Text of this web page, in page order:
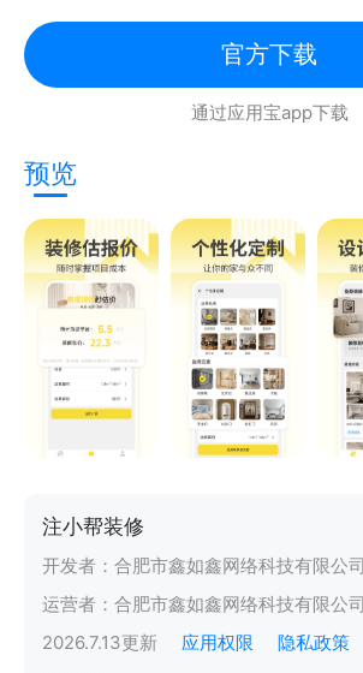
官方下载
通过应用宝app下载
预览
注小帮装修
开发者： 合肥市鑫如鑫网络科技有限公司
运营者： 合肥市鑫如鑫网络科技有限公司
2026.7.13更新 应用权限 隐私政策